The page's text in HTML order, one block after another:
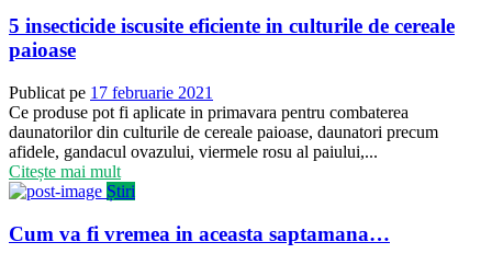
5 insecticide iscusite eficiente in culturile de cereale
paioase
Publicat pe 17 februarie 2021
Ce produse pot fi aplicate in primavara pentru combaterea
daunatorilor din culturile de cereale paioase, daunatori precum
afidele, gandacul ovazului, viermele rosu al paiului,...
Citește mai mult
Știri
Cum va fi vremea in aceasta saptamana…